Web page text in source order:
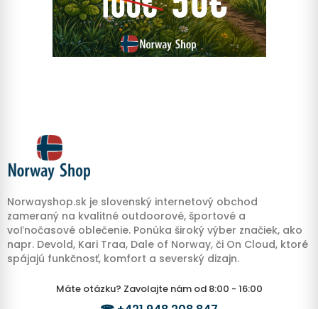
Norwayshop.sk je slovenský internetový obchod
zameraný na kvalitné outdoorové, športové a
voľnočasové oblečenie. Ponúka široký výber značiek, ako
napr. Devold, Kari Traa, Dale of Norway, či On Cloud, ktoré
spájajú funkčnosť, komfort a severský dizajn.
Máte otázku? Zavolajte nám od 8:00 - 16:00